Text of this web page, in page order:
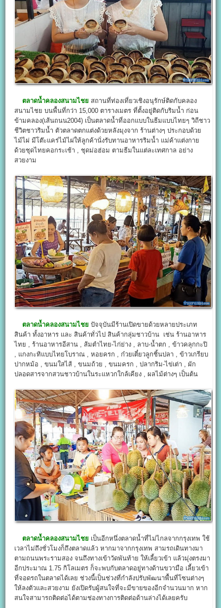
ตลาดน้ำคลองสนามไชย สถานที่ท่องเที่ยวเชิงอนุรักษ์ติดกับคลอง
สนามไชย บนพื้นที่กว่า 15,000 ตารางเมตร ที่ตั้งอยู่ติดกับริมน้ำ ก่อน
ข้ามคลอง(เส้นถนน2004) เป็นตลาดน้ำที่ออกแบบในธีมแบบไทยๆ วิถีชาว
ชีวิตชาวริมน้ำ ตัวตลาดตกแต่งด้วยหลังมุงจาก ร้านต่างๆ ประกอบด้วย
ไม้ไผ่ มีโต๊ะแคร่ไม้ไผ่ให้ลูกค้านั่งรับทานอาหารริมน้ำ แม่ค้าแต่งกาย
ด้วยชุดไทยคอกระเช้า , ชุดม่อฮ่อม ตามธีมในแต่ละเทศกาล อย่าง
สวยงาม
ตลาดน้ำคลองสนามไชย ปัจจุบันมีร้านเปิดขายด้วยหลายประเภท
สินค้า ทั้งอาหาร และ สินค้าทั่วไป สินค้ากลุ่มชาวบ้าน เช่น ร้านอาหาร
ไทย , ร้านอาหารอีสาน , ส้มตำไทย-ไก่ย่าง , ลาบ-น้ำตก , ข้าวคลุกกะปิ
, แกงกะทิแบบไทยโบราณ , หอยครก , ก๋วยเตี๋ยวลูกชิ้นปลา , ข้าวเกรียบ
ปากหม้อ , ขนมใสไส้ , ขนมถ้วย , ขนมครก , ปลากริม-ไข่เต่า , ผัก
ปลอดสารจากสวนชาวบ้านในระแหวกใกล้เคียง , ผลไม้ต่างๆ เป็นต้น
ตลาดน้ำคลองสนามไชย เป็นอีกหนึ่งตลาดน้ำที่ไม่ไกลจากกรุงเทพ ใช้
เวลาไม่ถึงชั่วโมงก็ถึงตลาดแล้ว หากมาจากกรุงเทพ สามรถเดินทางมา
ตามถนนพระรามสอง จนถึงทางเข้าวัดพันท้าย ให้เลี้ยวเข้า แล้วมุ่งตรงมา
อีกประมาณ 1.75 กิโลเมตร ก็จะพบกับตลาดอยู่ทางด้านขวามือ เลี้ยวเข้า
ที่จอดรถในตลาดได้เลย ช่วงนี้เป็นช่วงที่กำลังปรับพัฒนาพื้นที่โซนต่างๆ
ให้ลงตัวและสวยงาม ยังเปิดรับผู้สนใจที่จะมีขายของอีกจำนวนมาก หาก
สนใจสามารถติดต่อได้ตามช่องทางการติดต่อด้านล่างได้เลยครับ